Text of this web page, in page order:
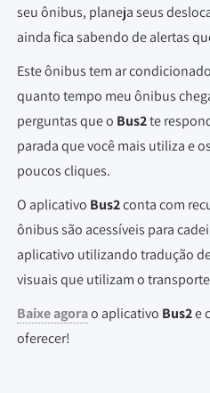
seu ônibus, planeja seus
ainda fica sabendo de alertas
Este ônibus tem ar
quanto tempo meu ônibus
perguntas que o Bus2te
parada que você mais utiliza e
poucos cliques.
O aplicativo Bus2conta com
ônibus são acessíveis para
aplicativo utilizando tradução
visuais que utilizam o
Baixe agorao aplicativo Bus2e
oferecer!